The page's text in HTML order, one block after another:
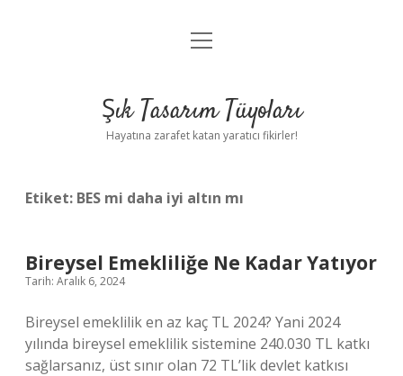
Anasayfa
Yasal Uyarı
menüyü
Şık Tasarım Tüyoları
Hayatına zarafet katan yaratıcı fikirler!
Etiket: BES mi daha iyi altın mı
Bireysel Emekliliğe Ne Kadar Yatıyor
Tarih: Aralık 6, 2024
Bireysel emeklilik en az kaç TL 2024? Yani 2024
yılında bireysel emeklilik sistemine 240.030 TL katkı
sağlarsanız, üst sınır olan 72 TL’lik devlet katkısı